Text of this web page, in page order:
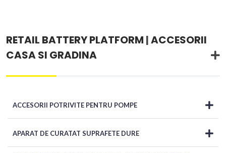
RETAIL BATTERY PLATFORM |ACCESORII
CASA SI GRADINA
ACCESORII POTRIVITE PENTRU POMPE
APARAT DE CURATAT SUPRAFETE DURE